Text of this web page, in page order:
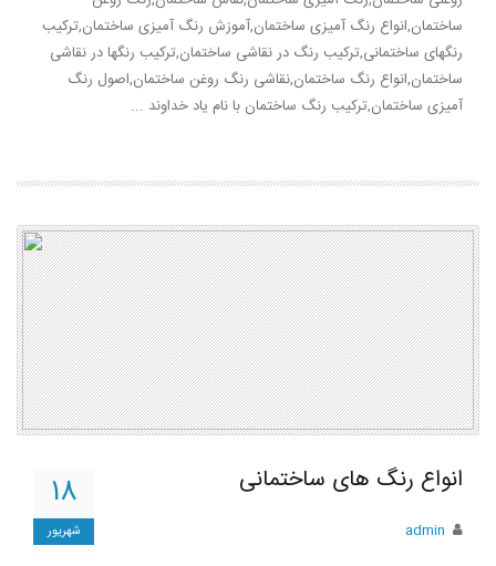
ساختمان,انواع رنگ آمیزی ساختمان,آموزش رنگ آمیزی ساختمان,ترکیب
رنگهای ساختمانی,ترکیب رنگ در نقاشی ساختمان,ترکیب رنگها در نقاشی
ساختمان,انواع رنگ ساختمان,نقاشی رنگ روغن ساختمان,اصول رنگ
آمیزی ساختمان,ترکیب رنگ ساختمان با نام یاد خداوند ...
۱۸
شهریور
انواع رنگ های ساختمانی
admin